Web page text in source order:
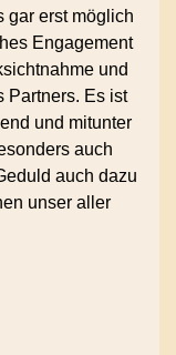
gar erst möglich
Engagement
und
Partners. Es ist
und mitunter
auch
auch dazu
unser aller